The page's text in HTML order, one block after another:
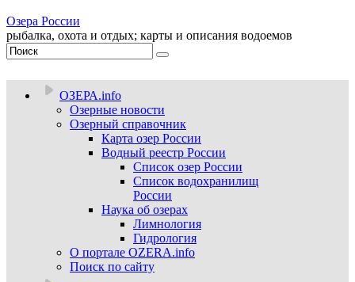
Озера России
рыбалка, охота и отдых; карты и описания водоемов
ОЗЕРА.info
Озерные новости
Озерный справочник
Карта озер России
Водный реестр России
Список озер России
Список водохранилищ
России
Наука об озерах
Лимнология
Гидрология
О портале OZERA.info
Поиск по сайту